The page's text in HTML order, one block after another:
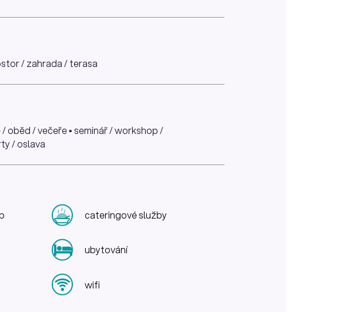
/ zahrada / terasa
oběd / večeře • seminář / workshop /
/ oslava
cateringové služby
ubytování
wifi